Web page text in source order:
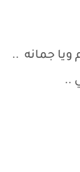
ويا جمانه ..
..